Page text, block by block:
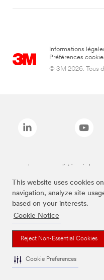
This website uses cookies
navigation, analyze site
based on your interests.
Cookie Notice
Reject Non-Essential Cookies
Cookie Preferences
Informations
Préférences
© 3M 2026. Tous
Les marques listées ci-